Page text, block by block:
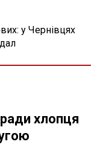
у Чернівцях
хлопця